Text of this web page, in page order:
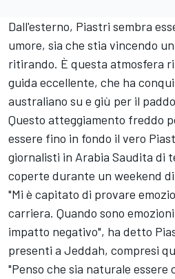
Dall'esterno, Piastri sembra
umore, sia che stia vincendo
ritirando. È questa atmosfera
guida eccellente, che ha
australiano su e giù per il
Questo atteggiamento freddo
essere fino in fondo il vero
giornalisti in Arabia Saudita di
coperte durante un weekend
"Mi è capitato di provare
carriera. Quando sono
impatto negativo", ha detto
presenti a Jeddah, compresi
"Penso che sia naturale essere